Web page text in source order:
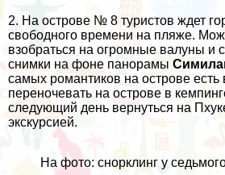
2. На острове № 8 туристов ждет
свободного времени на пляже.
взобраться на огромные валуны и
снимки на фоне панорамы
самых романтиков на острове есть
переночевать на острове в
следующий день вернуться на
экскурсией.
На фото: снорклинг у